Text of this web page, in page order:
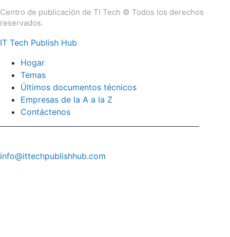
Centro de publicación de TI Tech © Todos los derechos
reservados.
IT Tech Publish Hub
Hogar
Temas
Últimos documentos técnicos
Empresas de la A a la Z
Contáctenos
info@ittechpublishhub.com